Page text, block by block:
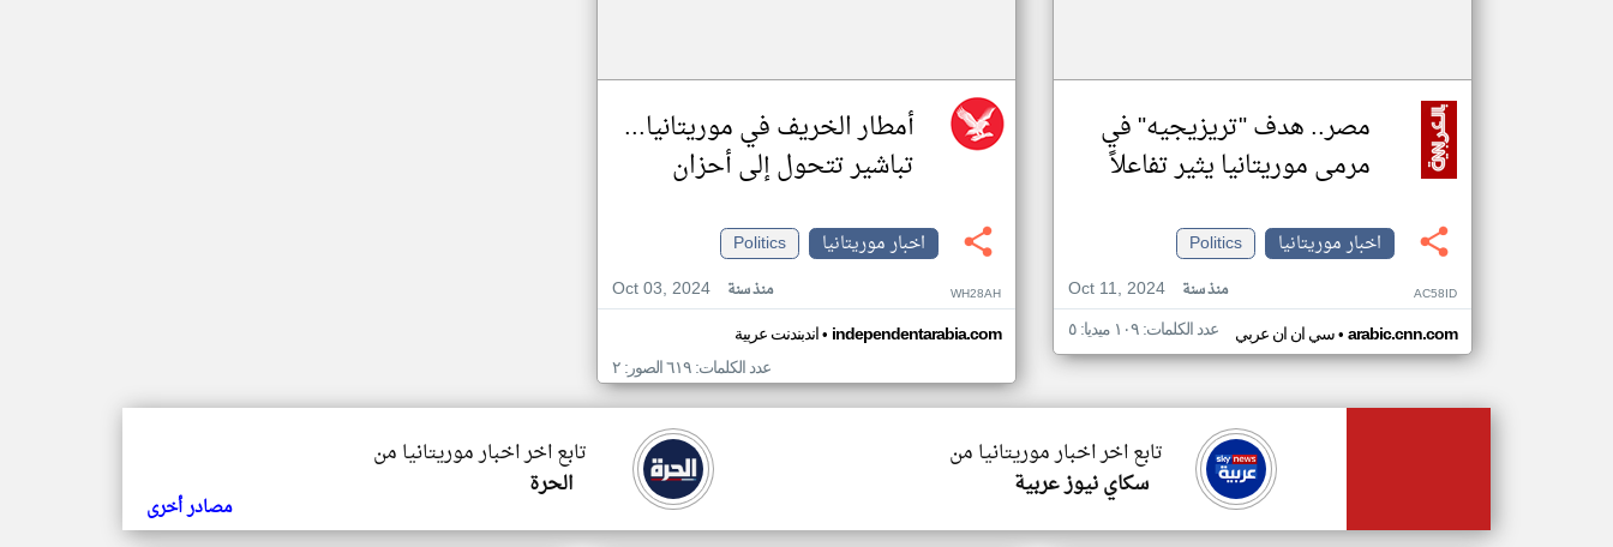
مصر.. هدف "تريزيجيه" في
مرمى موريتانيا يثير تفاعلاً
اخبار موريتانيا
Politics
Oct 11, 2024
منذ سنة AC58ID
سي ان ان عربي• arabic.cnn.com عدد الكلمات: ١٠٩ ميديا: ٥
أمطار الخريف في موريتانيا...
تباشير تتحول إلى أحزان
اخبار موريتانيا
Politics
Oct 03, 2024
منذ سنة WH28AH
اندبندنت عربية• independentarabia.com
عدد الكلمات: ٦١٩ الصور: ٢
تابع اخر اخبار موريتانيا من
الحرة
تابع اخر اخبار موريتانيا من
سكاي نيوز عربية
مصادر أخرى